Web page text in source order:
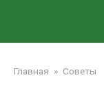
Главная » Советы